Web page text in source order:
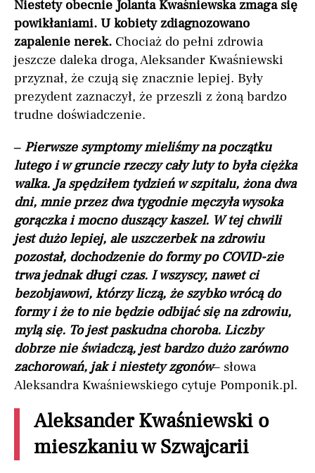
Niestety obecnie Jolanta Kwaśniewska zmaga się
powikłaniami. U kobiety zdiagnozowano
zapalenie nerek. Chociaż do pełni zdrowia
jeszcze daleka droga, Aleksander Kwaśniewski
przyznał, że czują się znacznie lepiej. Były
prezydent zaznaczył, że przeszli z żoną bardzo
trudne doświadczenie.
– Pierwsze symptomy mieliśmy na początku
lutego i w gruncie rzeczy cały luty to była ciężka
walka. Ja spędziłem tydzień w szpitalu, żona dwa
dni, mnie przez dwa tygodnie męczyła wysoka
gorączka i mocno duszący kaszel. W tej chwili
jest dużo lepiej, ale uszczerbek na zdrowiu
pozostał, dochodzenie do formy po COVID-zie
trwa jednak długi czas. I wszyscy, nawet ci
bezobjawowi, którzy liczą, że szybko wrócą do
formy i że to nie będzie odbijać się na zdrowiu,
mylą się. To jest paskudna choroba. Liczby
dobrze nie świadczą, jest bardzo dużo zarówno
zachorowań, jak i niestety zgonów– słowa
Aleksandra Kwaśniewskiego cytuje Pomponik.pl.
Aleksander Kwaśniewski o
mieszkaniu w Szwajcarii